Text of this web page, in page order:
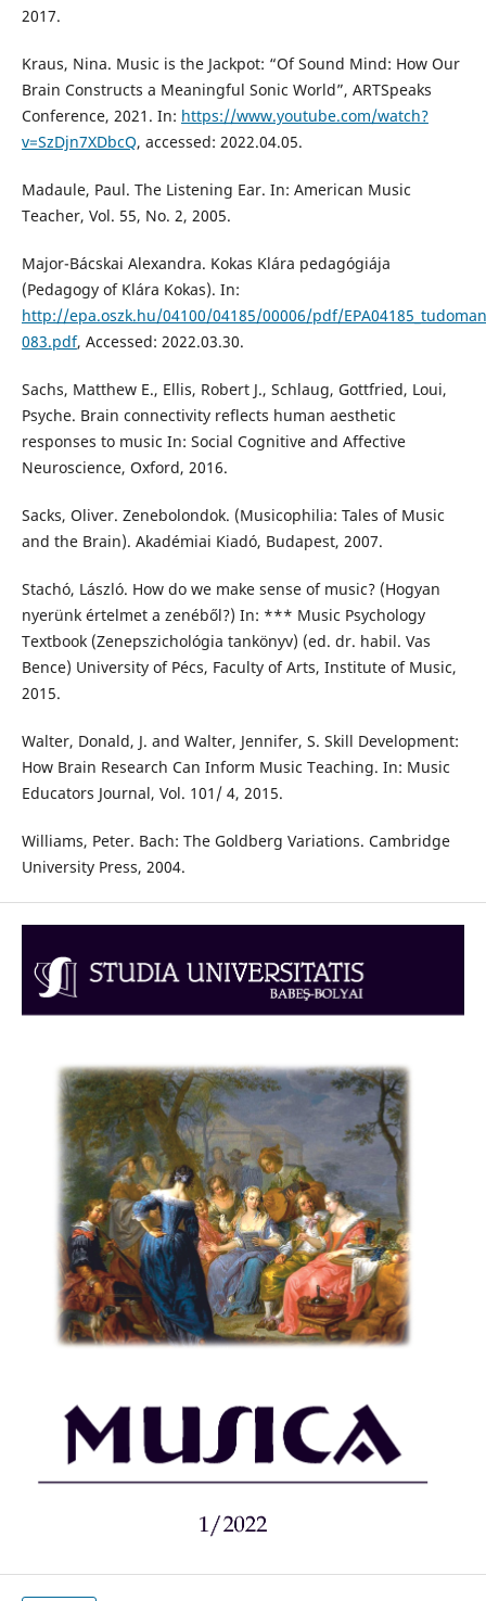
2017.
Kraus, Nina. Music is the Jackpot: “Of Sound Mind: How Our
Brain Constructs a Meaningful Sonic World”, ARTSpeaks
Conference, 2021. In: https://www.youtube.com/watch?
v=SzDjn7XDbcQ, accessed: 2022.04.05.
Madaule, Paul. The Listening Ear. In: American Music
Teacher, Vol. 55, No. 2, 2005.
Major-Bácskai Alexandra. Kokas Klára pedagógiája
(Pedagogy of Klára Kokas). In:
http://epa.oszk.hu/04100/04185/00006/pdf/
083.pdf, Accessed: 2022.03.30.
Sachs, Matthew E., Ellis, Robert J., Schlaug, Gottfried, Loui,
Psyche. Brain connectivity reflects human aesthetic
responses to music In: Social Cognitive and Affective
Neuroscience, Oxford, 2016.
Sacks, Oliver. Zenebolondok. (Musicophilia: Tales of Music
and the Brain). Akadémiai Kiadó, Budapest, 2007.
Stachó, László. How do we make sense of music? (Hogyan
nyerünk értelmet a zenéből?) In: *** Music Psychology
Textbook (Zenepszichológia tankönyv) (ed. dr. habil. Vas
Bence) University of Pécs, Faculty of Arts, Institute of Music,
2015.
Walter, Donald, J. and Walter, Jennifer, S. Skill Development:
How Brain Research Can Inform Music Teaching. In: Music
Educators Journal, Vol. 101/ 4, 2015.
Williams, Peter. Bach: The Goldberg Variations. Cambridge
University Press, 2004.